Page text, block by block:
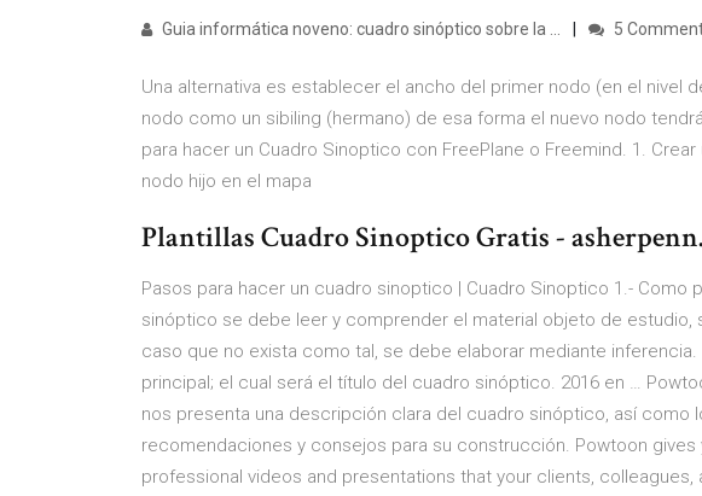
Guia informática noveno: cuadro sinóptico sobre la ... 5
Una alternativa es establecer el ancho del primer nodo (en el nivel
nodo como un sibiling (hermano) de esa forma el nuevo nodo
para hacer un Cuadro Sinoptico con FreePlane o Freemind. 1.
nodo hijo en el mapa
Plantillas Cuadro Sinoptico Gratis -
Pasos para hacer un cuadro sinoptico | Cuadro Sinoptico 1.- Como
sinóptico se debe leer y comprender el material objeto de estudio,
caso que no exista como tal, se debe elaborar mediante
principal; el cual será el título del cuadro sinóptico. 2016 en …
nos presenta una descripción clara del cuadro sinóptico, así como
recomendaciones y consejos para su construcción. Powtoon gives
professional videos and presentations that your clients,